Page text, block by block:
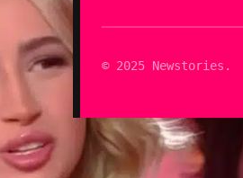
© 2025 Newstories.